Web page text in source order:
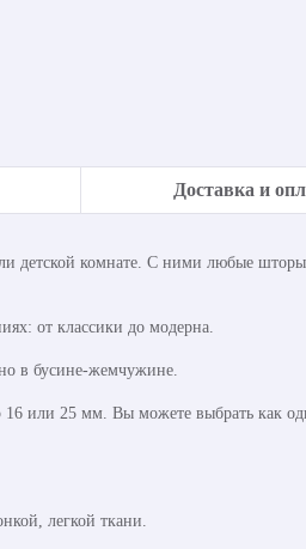
Доставка и
детской комнате. С ними любые шторы
от классики до модерна.
в бусине-жемчужине.
16 или 25 мм. Вы можете выбрать как
легкой ткани.